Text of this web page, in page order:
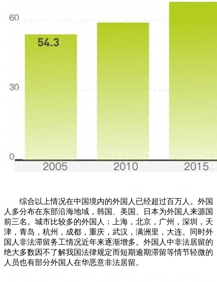
综合以上情况在中国境内的外国人已经超过百万人。外国
人多分布在东部沿海地域，韩国、美国、日本为外国人来源国
前三名。城市比较多的外国人：上海，北京，广州，深圳，天
津，青岛，杭州，成都，重庆，武汉，满洲里，大连。同时外
国人非法滞留务工情况近年来逐渐增多。外国人中非法居留的
绝大多数因不了解我国法律规定而短期逾期滞留等情节轻微的
人员也有部分外国人在华恶意非法居留。